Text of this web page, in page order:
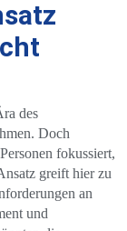
des
Doch
fokussiert,
greift hier zu
an
und